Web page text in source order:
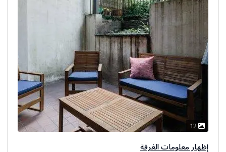
إظهار معلومات الغرفة